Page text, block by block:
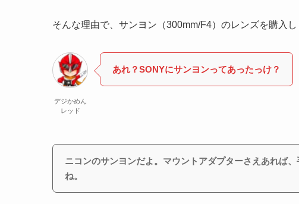
そんな理由で、サンヨン（300mm/F4）のレンズを購入し
デジかめん
レッド
あれ？SONYにサンヨンってあったっけ？
ニコンのサンヨンだよ。マウントアダプターさえあれば
ね。